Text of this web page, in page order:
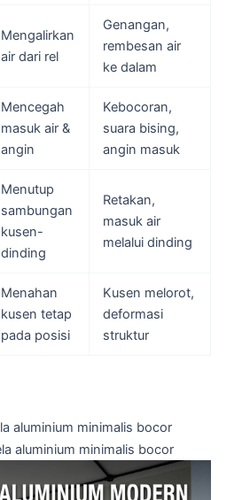
Mengalirkan
air dari rel
Genangan,
rembesan air
ke dalam
Mencegah
masuk air &
angin
Kebocoran,
suara bising,
angin masuk
Menutup
sambungan
kusen-
dinding
Retakan,
masuk air
melalui dinding
Menahan
kusen tetap
pada posisi
Kusen melorot,
deformasi
struktur